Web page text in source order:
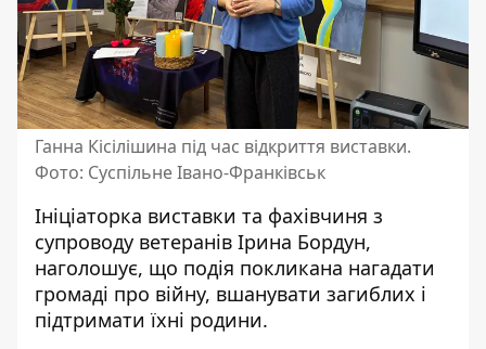
Ганна Кісілішина під час відкриття виставки.
Фото: Суспільне Івано-Франківськ
Ініціаторка виставки та фахівчиня з
супроводу ветеранів Ірина Бордун,
наголошує, що подія покликана нагадати
громаді про війну, вшанувати загиблих і
підтримати їхні родини.